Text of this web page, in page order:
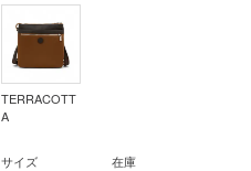
TERRACOTT
A
サイズ 在庫